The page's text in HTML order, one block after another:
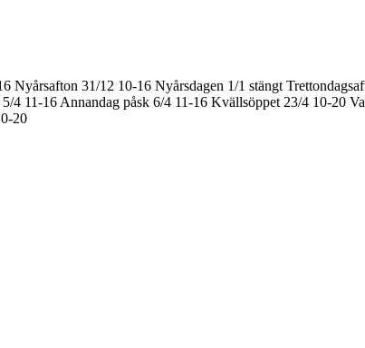
Nyårsafton 31/12 10-16 Nyårsdagen 1/1 stängt
5/4 11-16 Annandag påsk 6/4 11-16 Kvällsöppet 23/4 10-20
20